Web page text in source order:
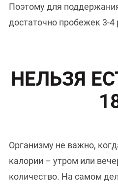
Поэтому для
достаточно пробежек 3-4
НЕЛЬЗЯ
Организму не важно,
калории – утром или
количество. На самом